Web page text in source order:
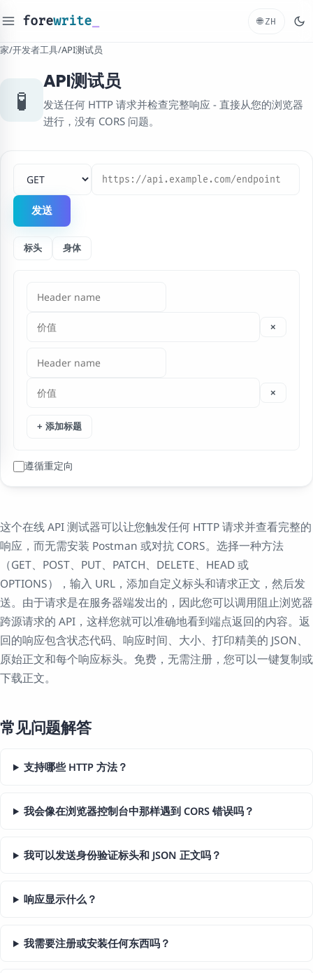
forewrite 🌐 ZH
家/开发者工具/API测试员
🧪
API测试员
发送任何 HTTP 请求并检查完整响应 - 直接从您的浏览器
进行，没有 CORS 问题。
发送
标头 身体
×
×
+ 添加标题
遵循重定向
这个在线 API 测试器可以让您触发任何 HTTP 请求并查看完整的
响应，而无需安装 Postman 或对抗 CORS。选择一种方法
（GET、POST、PUT、PATCH、DELETE、HEAD 或
OPTIONS），输入 URL，添加自定义标头和请求正文，然后发
送。由于请求是在服务器端发出的，因此您可以调用阻止浏览器
跨源请求的 API，这样您就可以准确地看到端点返回的内容。返
回的响应包含状态代码、响应时间、大小、打印精美的 JSON、
原始正文和每个响应标头。免费，无需注册，您可以一键复制或
下载正文。
常见问题解答
支持哪些 HTTP 方法？
我会像在浏览器控制台中那样遇到 CORS 错误吗？
我可以发送身份验证标头和 JSON 正文吗？
响应显示什么？
我需要注册或安装任何东西吗？